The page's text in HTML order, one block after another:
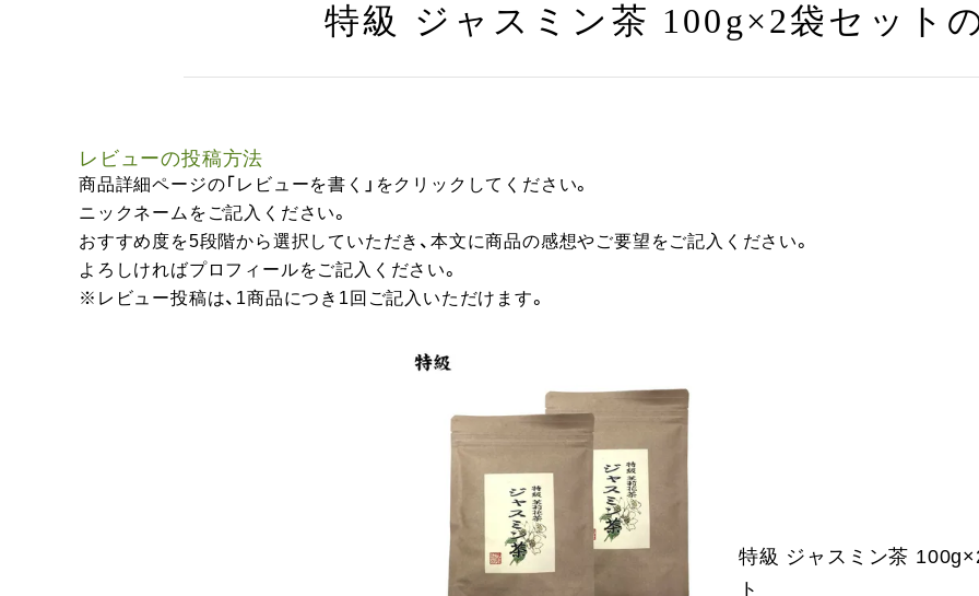
特級 ジャスミン茶 100g×2袋セット
レビューの投稿方法
商品詳細ページの「レビューを書く」をクリックしてください。
ニックネームをご記入ください。
おすすめ度を5段階から選択していただき、本文に商品の感想やご要望をご記入ください。
よろしければプロフィールをご記入ください。
※レビュー投稿は、1商品につき1回ご記入いただけます。
特級 ジャスミン茶
ト